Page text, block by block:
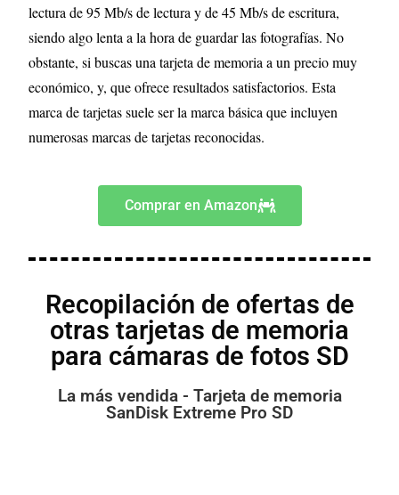
lectura de 95 Mb/s de lectura y de 45 Mb/s de escritura,
siendo algo lenta a la hora de guardar las fotografías. No
obstante, si buscas una tarjeta de memoria a un precio muy
económico, y, que ofrece resultados satisfactorios. Esta
marca de tarjetas suele ser la marca básica que incluyen
numerosas marcas de tarjetas reconocidas.
Comprar en Amazon
Recopilación de ofertas de
otras tarjetas de memoria
para cámaras de fotos SD
La más vendida - Tarjeta de memoria
SanDisk Extreme Pro SD